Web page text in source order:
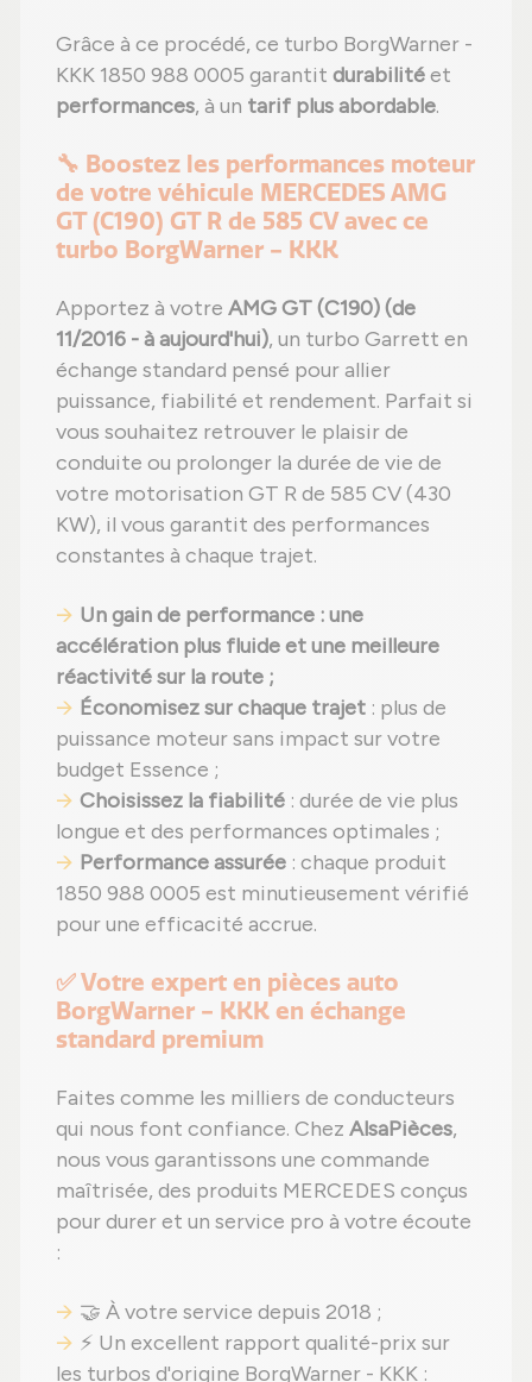
Grâce à ce procédé, ce turbo BorgWarner -
KKK 1850 988 0005 garantit durabilitéet
performances, à un tarif plus abordable.
🔧 Boostez les performances moteur
de votre véhicule MERCEDES AMG
GT (C190) GT R de 585 CV avec ce
turbo BorgWarner - KKK
Apportez à votre AMG GT (C190) (de
11/2016 - à aujourd'hui), un turbo Garrett en
échange standard pensé pour allier
puissance, fiabilité et rendement. Parfait si
vous souhaitez retrouver le plaisir de
conduite ou prolonger la durée de vie de
votre motorisation GT R de 585 CV (430
KW), il vous garantit des performances
constantes à chaque trajet.
Un gain de performance : une
accélération plus fluide et une meilleure
réactivité sur la route ;
Économisez sur chaque trajet : plus de
puissance moteur sans impact sur votre
budget Essence ;
Choisissez la fiabilité : durée de vie plus
longue et des performances optimales ;
Performance assurée : chaque produit
1850 988 0005 est minutieusement vérifié
pour une efficacité accrue.
✅ Votre expert en pièces auto
BorgWarner - KKK en échange
standard premium
Faites comme les milliers de conducteurs
qui nous font confiance. Chez AlsaPièces,
nous vous garantissons une commande
maîtrisée, des produits MERCEDES conçus
pour durer et un service pro à votre écoute
:
🤝 À votre service depuis 2018 ;
⚡ Un excellent rapport qualité-prix sur
les turbos d'origine BorgWarner - KKK :